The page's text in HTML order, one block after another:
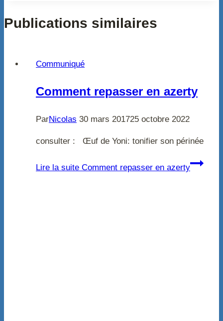
Publications similaires
Communiqué
Comment repasser en azerty
ParNicolas 30 mars 201725 octobre 2022
consulter : Œuf de Yoni: tonifier son périnée
Lire la suite Comment repasser en azerty